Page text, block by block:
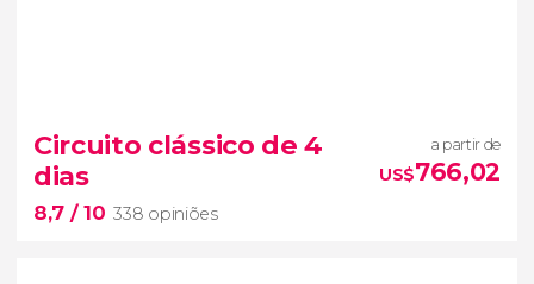
646 opiniões
dois dos lugares mais incríveis da
Grécia
Circuito clássico de 4
dias
8,7 / 10 338 opiniões
a partir de
US$766,02